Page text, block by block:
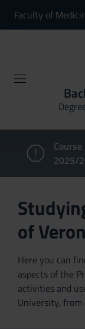
Faculty of
2025/
of
Here you can
aspects of the
activities and
University,